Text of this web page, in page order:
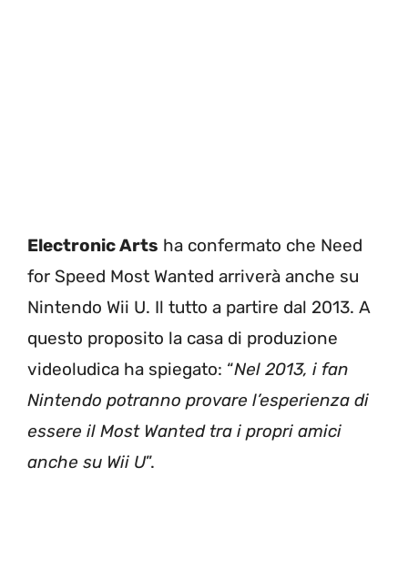
Electronic Arts ha confermato che Need
for Speed Most Wanted arriverà anche su
Nintendo Wii U. Il tutto a partire dal 2013. A
questo proposito la casa di produzione
videoludica ha spiegato: “Nel 2013, i fan
Nintendo potranno provare l’esperienza di
essere il Most Wanted tra i propri amici
anche su Wii U”.